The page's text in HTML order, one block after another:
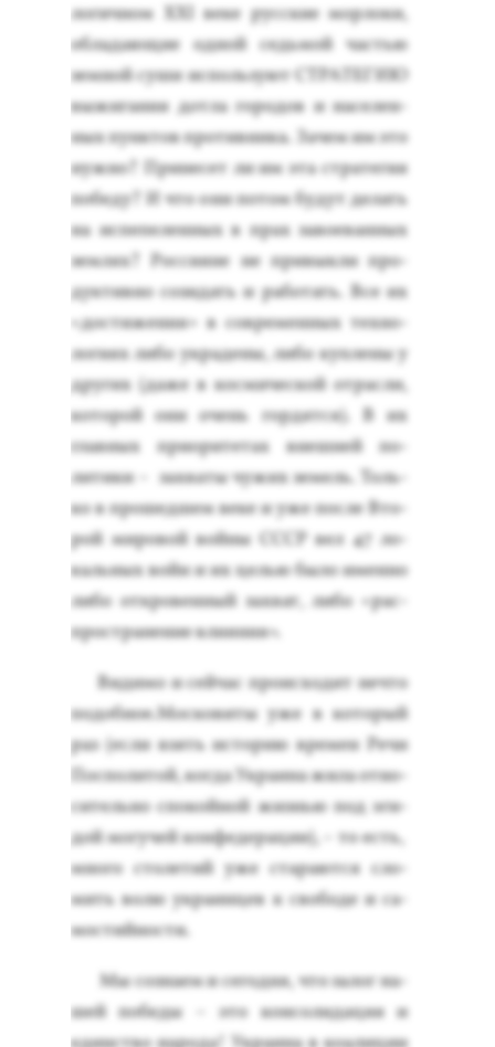
логич­ном ХХI ве­ке рус­ские мор­ло­ки,
об­ла­да­ющие од­ной седь­мой частью
зем­ной су­ши ис­поль­зу­ют СТРА­ТЕГИЮ
вы­жига­ния дот­ла го­родов и на­селен­
ных пун­ктов про­тив­ни­ка. За­чем им это
нуж­но? При­несет ли им эта стра­тегия
по­беду? И что они по­том бу­дут де­лать
на ис­пе­пелен­ных в прах за­во­еван­ных
зем­лях? Рос­си­яне не при­вык­ли про­
дук­тивно со­зидать и ра­ботать. Все их
«дос­ти­жения» в сов­ре­мен­ных тех­но­
логи­ях ли­бо ук­ра­дены, ли­бо куп­ле­ны у
дру­гих (да­же в кос­ми­чес­кой от­расли,
ко­торой они очень гор­дятся). В их
глав­ных при­ори­тетах внеш­ней по­
лити­ки – зах­ва­ты чу­жих зе­мель. Толь­
ко в про­шед­шем ве­ке и уже пос­ле Вто­
рой ми­ровой вой­ны СССР вел 47 ло­
каль­ных войн и их целью бы­ло имен­но
ли­бо от­кро­вен­ный зах­ват, ли­бо «рас­
простра­нение вли­яния».
Ви­димо и сей­час про­ис­хо­дит неч­то
по­доб­ное.Мос­ко­виты уже в ко­торый
раз (ес­ли взять ис­то­рию вре­мен Ре­чи
Пос­по­литой, ког­да Ук­ра­ина жи­ла от­но­
ситель­но спо­кой­ной жизнью под эги­
дой мо­гучей кон­фе­дера­ции), – то есть,
мно­го сто­летий уже ста­ра­ют­ся сло­
мить во­лю ук­ра­ин­цев к сво­боде и са­
мос­тий­нос­ти.
Мы соз­на­ем и се­год­ня, что за­лог на­
шей по­беды – это кон­со­лида­ция и